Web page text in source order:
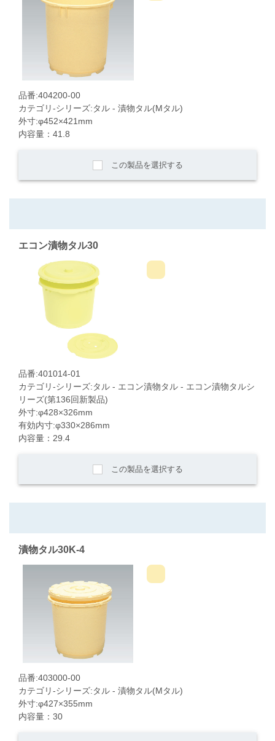
品番:404200-00
カテゴリ-シリーズ:タル - 漬物タル(Mタル)
外寸:φ452×421mm
内容量：41.8
この製品を選択する
エコン漬物タル30
品番:401014-01
カテゴリ-シリーズ:タル - エコン漬物タル - エコン漬物タルシ
リーズ(第136回新製品)
外寸:φ428×326mm
有効内寸:φ330×286mm
内容量：29.4
この製品を選択する
漬物タル30K-4
品番:403000-00
カテゴリ-シリーズ:タル - 漬物タル(Mタル)
外寸:φ427×355mm
内容量：30